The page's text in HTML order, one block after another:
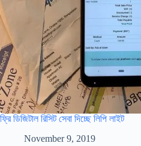
ফ্রি ডিজিটাল রিসিট সেবা দিচ্ছে লিপি লাইট
November 9, 2019